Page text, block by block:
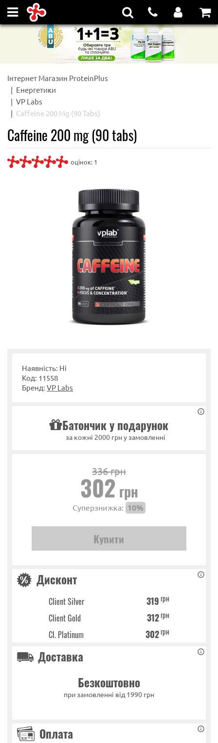
Інтернет Магазин ProteinPlus
Енергетики
VP Labs
Caffeine 200 Mg (90 Tabs)
Caffeine 200 mg (90 tabs)
оцінок: 1
Дисконт
Client Silver 319грн
Client Gold 312грн
Cl. Platinum 302грн
Доставка
Безкоштовно
при замовленні від 1990 грн
Оплата
Батончик у подарунок
за кожні 2000 грн у замовленні
336 грн
302 грн
Суперзнижка: 10%
Наявність: Ні
Код: 11558
Бренд: VP Labs